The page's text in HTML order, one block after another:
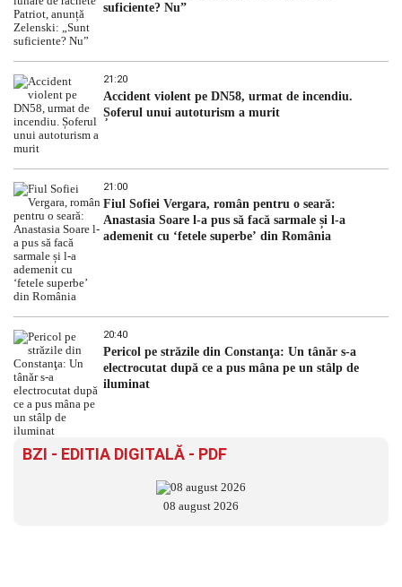
suficiente? Nu”
21:20
Accident violent pe DN58, urmat de incendiu.
Șoferul unui autoturism a murit
21:00
Fiul Sofiei Vergara, român pentru o seară:
Anastasia Soare l-a pus să facă sarmale și l-a
ademenit cu ‘fetele superbe’ din România
20:40
Pericol pe străzile din Constanţa: Un tânăr s-a
electrocutat după ce a pus mâna pe un stâlp de
iluminat
BZI - EDITIA DIGITALĂ - PDF
08 august 2026